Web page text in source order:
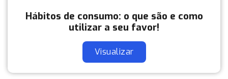
Hábitos de consumo: o que são e como
utilizar a seu favor!
Visualizar